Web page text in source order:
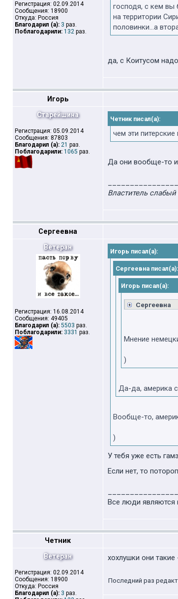
Регистрация: 02.09.2014
Сообщения: 18900
Откуда: Россия
Благодарил (а): 3 раз.
Поблагодарили: 132 раз.
господя, с кем вы
на территории
половинки...а
да, с Коитусом
Игорь
Старейшина
Регистрация: 05.09.2014
Сообщения: 87803
Благодарил (а): 21 раз.
Поблагодарили: 1065 раз.
Четник писал(а):
чем эти
Да они вообще-то и
Властитель
Сергеевна
Ветеран
Регистрация: 16.08.2014
Сообщения: 49405
Благодарил (а): 5503 раз.
Поблагодарили: 3331 раз.
Игорь писал(а):
Сергеевна писал(а):
Игорь писал(а):
Сергеевна
Мнение
)
Да-да, америка
Вообще-то,
)
У тебя уже есть
Если нет, то
Все люди являются
Четник
Ветеран
Регистрация: 02.09.2014
Сообщения: 18900
Откуда: Россия
Благодарил (а): 3 раз.
хохлушки они такие
Последний раз